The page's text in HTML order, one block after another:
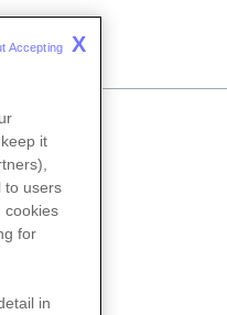
it
to users
cookies
for
in
Accepting X